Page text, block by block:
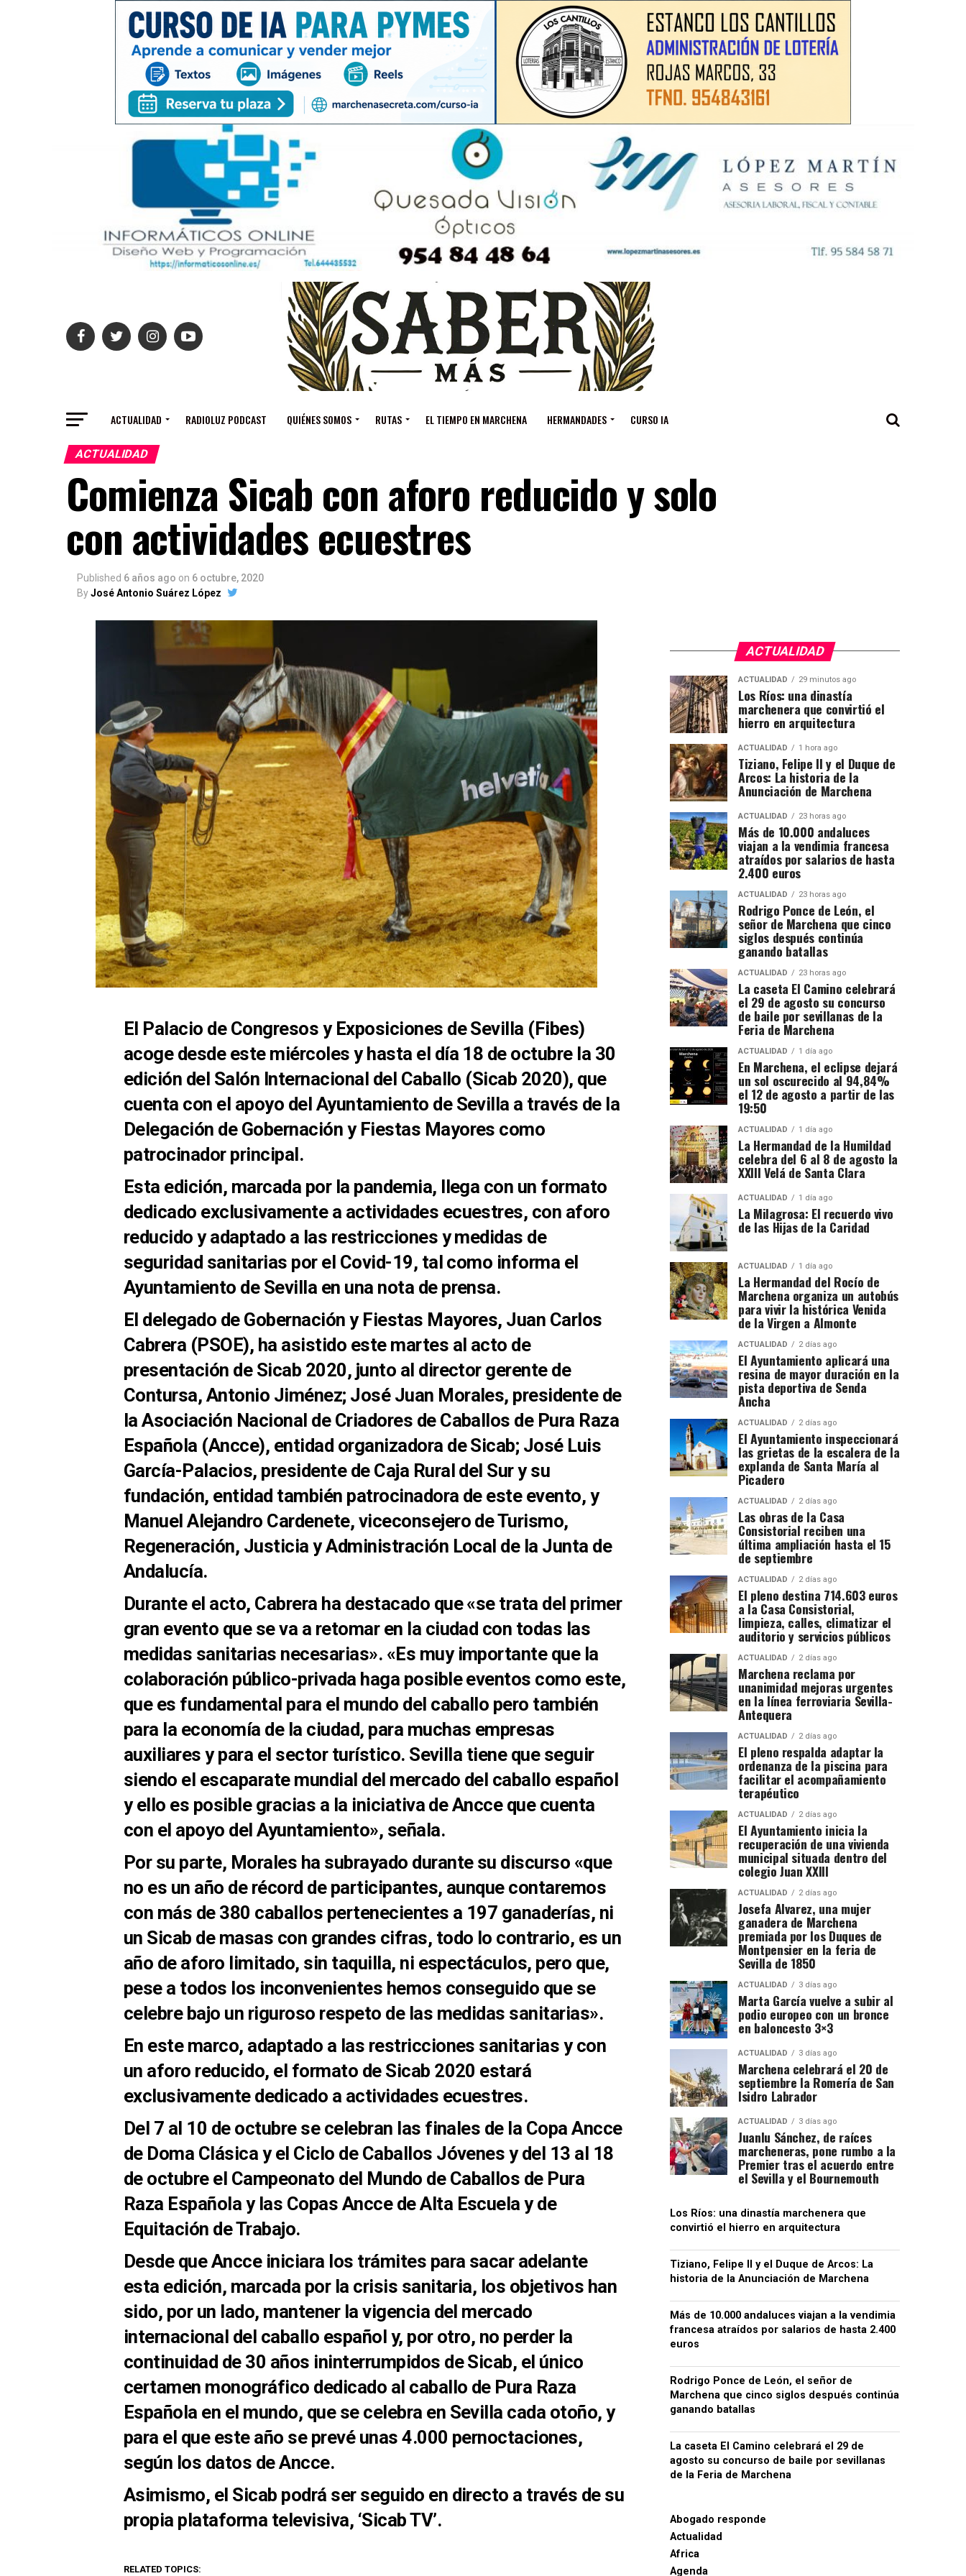
ACTUALIDAD RADIOLUZ PODCAST QUIÉNES SOMOS RUTAS EL TIEMPO EN MARCHENA HERMANDADES CURSO IA
ACTUALIDAD
Comienza Sicab con aforo reducido y solo
con actividades ecuestres
Published 6 años ago on 6 octubre, 2020
ByJosé Antonio Suárez López
El Palacio de Congresos y Exposiciones de Sevilla (Fibes)
acoge desde este miércoles y hasta el día 18 de octubre la 30
edición del Salón Internacional del Caballo (Sicab 2020), que
cuenta con el apoyo del Ayuntamiento de Sevilla a través de la
Delegación de Gobernación y Fiestas Mayores como
patrocinador principal.
Esta edición, marcada por la pandemia, llega con un formato
dedicado exclusivamente a actividades ecuestres, con aforo
reducido y adaptado a las restricciones y medidas de
seguridad sanitarias por el Covid-19, tal como informa el
Ayuntamiento de Sevilla en una nota de prensa.
El delegado de Gobernación y Fiestas Mayores, Juan Carlos
Cabrera (PSOE), ha asistido este martes al acto de
presentación de Sicab 2020, junto al director gerente de
Contursa, Antonio Jiménez; José Juan Morales, presidente de
la Asociación Nacional de Criadores de Caballos de Pura Raza
Española (Ancce), entidad organizadora de Sicab; José Luis
García-Palacios, presidente de Caja Rural del Sur y su
fundación, entidad también patrocinadora de este evento, y
Manuel Alejandro Cardenete, viceconsejero de Turismo,
Regeneración, Justicia y Administración Local de la Junta de
Andalucía.
Durante el acto, Cabrera ha destacado que «se trata del primer
gran evento que se va a retomar en la ciudad con todas las
medidas sanitarias necesarias». «Es muy importante que la
colaboración público-privada haga posible eventos como este,
que es fundamental para el mundo del caballo pero también
para la economía de la ciudad, para muchas empresas
auxiliares y para el sector turístico. Sevilla tiene que seguir
siendo el escaparate mundial del mercado del caballo español
y ello es posible gracias a la iniciativa de Ancce que cuenta
con el apoyo del Ayuntamiento», señala.
Por su parte, Morales ha subrayado durante su discurso «que
no es un año de récord de participantes, aunque contaremos
con más de 380 caballos pertenecientes a 197 ganaderías, ni
un Sicab de masas con grandes cifras, todo lo contrario, es un
año de aforo limitado, sin taquilla, ni espectáculos, pero que,
pese a todos los inconvenientes hemos conseguido que se
celebre bajo un riguroso respeto de las medidas sanitarias».
En este marco, adaptado a las restricciones sanitarias y con
un aforo reducido, el formato de Sicab 2020 estará
exclusivamente dedicado a actividades ecuestres.
Del 7 al 10 de octubre se celebran las finales de la Copa Ancce
de Doma Clásica y el Ciclo de Caballos Jóvenes y del 13 al 18
de octubre el Campeonato del Mundo de Caballos de Pura
Raza Española y las Copas Ancce de Alta Escuela y de
Equitación de Trabajo.
Desde que Ancce iniciara los trámites para sacar adelante
esta edición, marcada por la crisis sanitaria, los objetivos han
sido, por un lado, mantener la vigencia del mercado
internacional del caballo español y, por otro, no perder la
continuidad de 30 años ininterrumpidos de Sicab, el único
certamen monográfico dedicado al caballo de Pura Raza
Española en el mundo, que se celebra en Sevilla cada otoño, y
para el que este año se prevé unas 4.000 pernoctaciones,
según los datos de Ancce.
Asimismo, el Sicab podrá ser seguido en directo a través de su
propia plataforma televisiva, ‘Sicab TV’.
RELATED TOPICS:
ACTUALIDAD
ACTUALIDAD 29 minutos ago
Los Ríos: una dinastía
marchenera que convirtió el
hierro en arquitectura
ACTUALIDAD 1 hora ago
Tiziano, Felipe II y el Duque de
Arcos: La historia de la
Anunciación de Marchena
ACTUALIDAD 23 horas ago
Más de 10.000 andaluces
viajan a la vendimia francesa
atraídos por salarios de hasta
2.400 euros
ACTUALIDAD 23 horas ago
Rodrigo Ponce de León, el
señor de Marchena que cinco
siglos después continúa
ganando batallas
ACTUALIDAD 23 horas ago
La caseta El Camino celebrará
el 29 de agosto su concurso
de baile por sevillanas de la
Feria de Marchena
ACTUALIDAD 1 día ago
En Marchena, el eclipse dejará
un sol oscurecido al 94,84%
el 12 de agosto a partir de las
19:50
ACTUALIDAD 1 día ago
La Hermandad de la Humildad
celebra del 6 al 8 de agosto la
XXIII Velá de Santa Clara
ACTUALIDAD 1 día ago
La Milagrosa: El recuerdo vivo
de las Hijas de la Caridad
ACTUALIDAD 1 día ago
La Hermandad del Rocío de
Marchena organiza un autobús
para vivir la histórica Venida
de la Virgen a Almonte
ACTUALIDAD 2 días ago
El Ayuntamiento aplicará una
resina de mayor duración en la
pista deportiva de Senda
Ancha
ACTUALIDAD 2 días ago
El Ayuntamiento inspeccionará
las grietas de la escalera de la
explanda de Santa María al
Picadero
ACTUALIDAD 2 días ago
Las obras de la Casa
Consistorial reciben una
última ampliación hasta el 15
de septiembre
ACTUALIDAD 2 días ago
El pleno destina 714.603 euros
a la Casa Consistorial,
limpieza, calles, climatizar el
auditorio y servicios públicos
ACTUALIDAD 2 días ago
Marchena reclama por
unanimidad mejoras urgentes
en la línea ferroviaria Sevilla-
Antequera
ACTUALIDAD 2 días ago
El pleno respalda adaptar la
ordenanza de la piscina para
facilitar el acompañamiento
terapéutico
ACTUALIDAD 2 días ago
El Ayuntamiento inicia la
recuperación de una vivienda
municipal situada dentro del
colegio Juan XXIII
ACTUALIDAD 2 días ago
Josefa Alvarez, una mujer
ganadera de Marchena
premiada por los Duques de
Montpensier en la feria de
Sevilla de 1850
ACTUALIDAD 3 días ago
Marta García vuelve a subir al
podio europeo con un bronce
en baloncesto 3×3
ACTUALIDAD 3 días ago
Marchena celebrará el 20 de
septiembre la Romería de San
Isidro Labrador
ACTUALIDAD 3 días ago
Juanlu Sánchez, de raíces
marcheneras, pone rumbo a la
Premier tras el acuerdo entre
el Sevilla y el Bournemouth
Los Ríos: una dinastía marchenera que
convirtió el hierro en arquitectura
Tiziano, Felipe II y el Duque de Arcos: La
historia de la Anunciación de Marchena
Más de 10.000 andaluces viajan a la vendimia
francesa atraídos por salarios de hasta 2.400
euros
Rodrigo Ponce de León, el señor de
Marchena que cinco siglos después continúa
ganando batallas
La caseta El Camino celebrará el 29 de
agosto su concurso de baile por sevillanas
de la Feria de Marchena
Abogado responde
Actualidad
Africa
Agenda